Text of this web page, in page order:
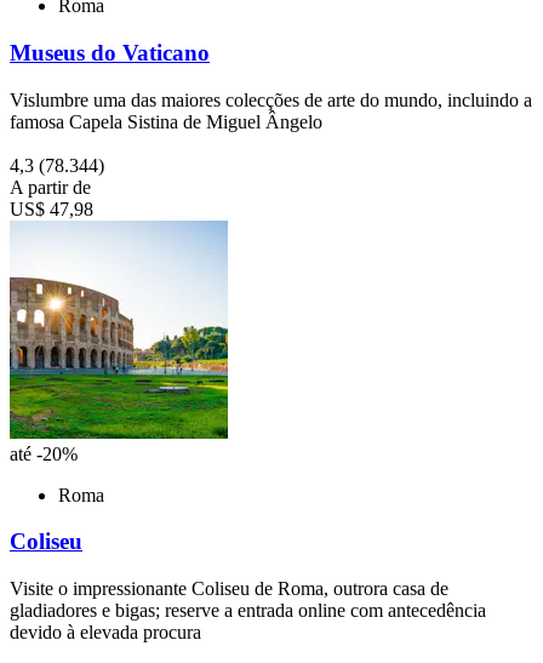
Roma
Museus do Vaticano
Vislumbre uma das maiores colecções de arte do mundo, incluindo a
famosa Capela Sistina de Miguel Ângelo
4,3 (78.344)
A partir de
US$ 47,98
até -20%
Roma
Coliseu
Visite o impressionante Coliseu de Roma, outrora casa de
gladiadores e bigas; reserve a entrada online com antecedência
devido à elevada procura